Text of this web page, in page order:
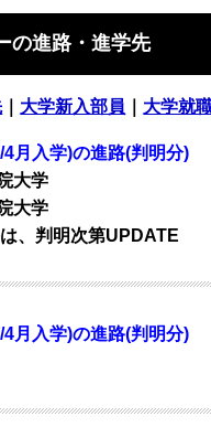
の進路・進学先
｜ 大学新入部員 大学就
月入学)の進路(判明分)
大学
大学
、判明次第UPDATE
月入学)の進路(判明分)